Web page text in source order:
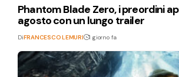
Phantom Blade Zero, i preordini
agosto con un lungo trailer
DiFRANCESCO LEMURI 1 giorno fa